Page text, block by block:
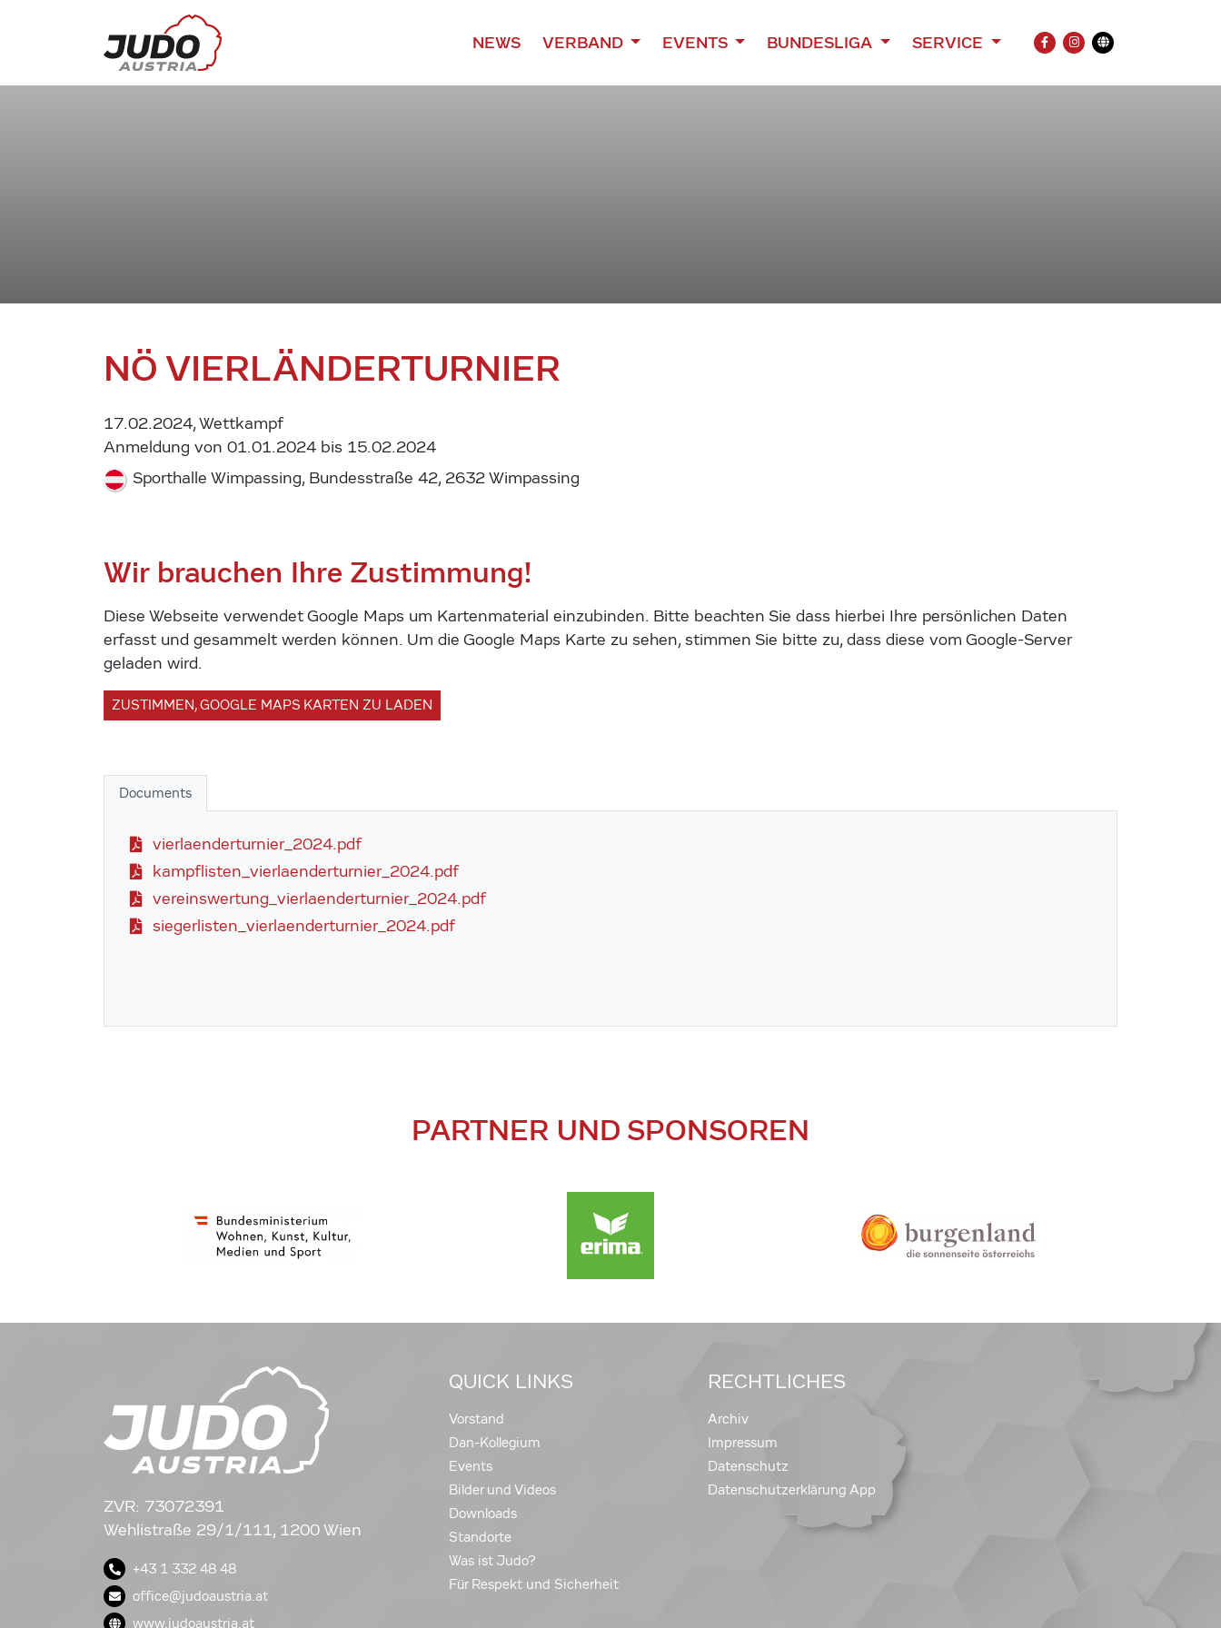
NEWS VERBAND EVENTS BUNDESLIGA SERVICE
FACEBOOK
INSTAGRAM
Übersetzung
NÖ VIERLÄNDERTURNIER
17.02.2024, Wettkampf
Anmeldung von 01.01.2024 bis 15.02.2024
Sporthalle Wimpassing, Bundesstraße 42, 2632 Wimpassing
Wir brauchen Ihre Zustimmung!
Diese Webseite verwendet Google Maps um Kartenmaterial einzubinden. Bitte beachten Sie dass hierbei Ihre persönlichen Daten
erfasst und gesammelt werden können. Um die Google Maps Karte zu sehen, stimmen Sie bitte zu, dass diese vom Google-Server
geladen wird.
ZUSTIMMEN, GOOGLE MAPS KARTEN ZU LADEN
Documents
vierlaenderturnier_2024.pdf
kampflisten_vierlaenderturnier_2024.pdf
vereinswertung_vierlaenderturnier_2024.pdf
siegerlisten_vierlaenderturnier_2024.pdf
PARTNER UND SPONSOREN
ZVR: 73072391
Wehlistraße 29/1/111, 1200 Wien
+43 1 332 48 48
office@judoaustria.at
www.judoaustria.at
QUICK LINKS
Vorstand
Dan-Kollegium
Events
Bilder und Videos
Downloads
Standorte
Was ist Judo?
Für Respekt und Sicherheit
RECHTLICHES
Archiv
Impressum
Datenschutz
Datenschutzerklärung App